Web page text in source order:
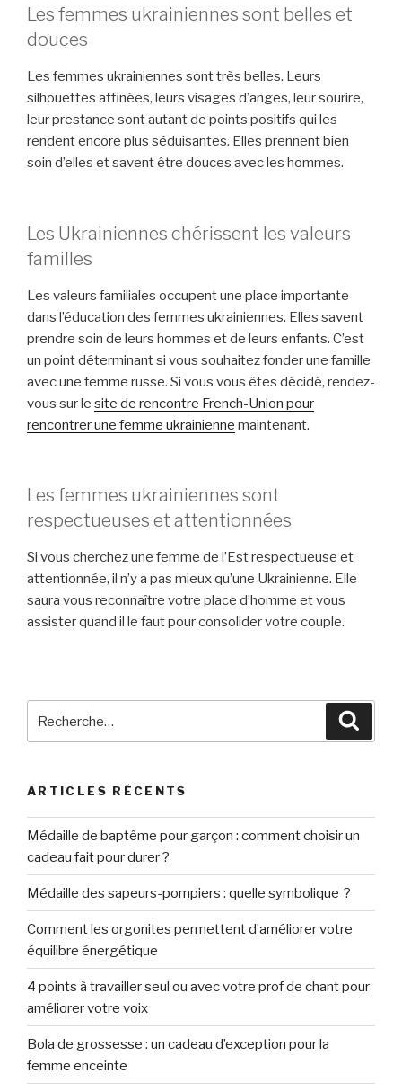
Les femmes ukrainiennes sont belles et
douces
Les femmes ukrainiennes sont très belles. Leurs
silhouettes affinées, leurs visages d’anges, leur sourire,
leur prestance sont autant de points positifs qui les
rendent encore plus séduisantes. Elles prennent bien
soin d’elles et savent être douces avec les hommes.
Les Ukrainiennes chérissent les valeurs
familles
Les valeurs familiales occupent une place importante
dans l’éducation des femmes ukrainiennes. Elles savent
prendre soin de leurs hommes et de leurs enfants. C’est
un point déterminant si vous souhaitez fonder une famille
avec une femme russe. Si vous vous êtes décidé, rendez-
vous sur le site de rencontre French-Union pour
rencontrer une femme ukrainienne maintenant.
Les femmes ukrainiennes sont
respectueuses et attentionnées
Si vous cherchez une femme de l’Est respectueuse et
attentionnée, il n’y a pas mieux qu’une Ukrainienne. Elle
saura vous reconnaître votre place d’homme et vous
assister quand il le faut pour consolider votre couple.
ARTICLES RÉCENTS
Médaille de baptême pour garçon : comment choisir un
cadeau fait pour durer ?
Médaille des sapeurs-pompiers : quelle symbolique ?
Comment les orgonites permettent d’améliorer votre
équilibre énergétique
4 points à travailler seul ou avec votre prof de chant pour
améliorer votre voix
Bola de grossesse : un cadeau d’exception pour la
femme enceinte